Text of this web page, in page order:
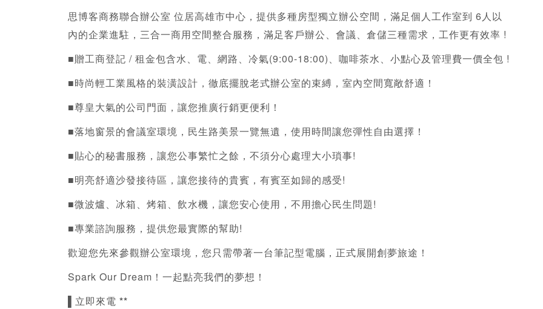
思博客商務聯合辦公室 位居高雄市中心，提供多種房型獨立辦公空間，滿足個人工作室到 6人以
內的企業進駐，三合一商用空間整合服務，滿足客戶辦公、會議、倉儲三種需求，工作更有效率 !
■贈工商登記 / 租金包含水、電、網路、冷氣(9:00-18:00)、咖啡茶水、小點心及管理費一價全包 !
■時尚輕工業風格的裝潢設計，徹底擺脫老式辦公室的束縛，室內空間寬敞舒適！
■尊皇大氣的公司門面，讓您推廣行銷更便利！
■落地窗景的會議室環境，民生路美景一覽無遺，使用時間讓您彈性自由選擇！
■貼心的秘書服務，讓您公事繁忙之餘，不須分心處理大小瑣事!
■明亮舒適沙發接待區，讓您接待的貴賓，有賓至如歸的感受!
■微波爐、冰箱、烤箱、飲水機，讓您安心使用，不用擔心民生問題!
■專業諮詢服務，提供您最實際的幫助!
歡迎您先來參觀辦公室環境，您只需帶著一台筆記型電腦，正式展開創夢旅途！
Spark Our Dream！一起點亮我們的夢想！
▌立即來電 **